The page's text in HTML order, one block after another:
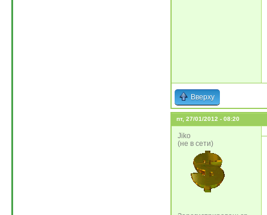
Вверху
пт, 27/01/2012 - 08:20
Jiko
(не в сети)